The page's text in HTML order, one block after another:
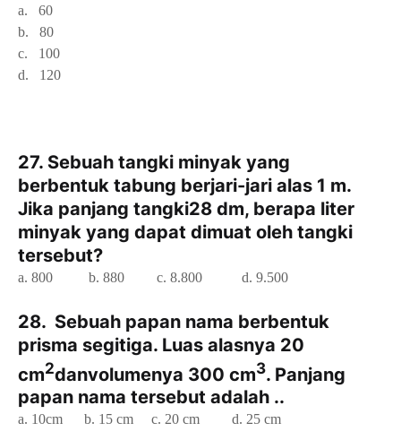
a. 60
b. 80
c. 100
d. 120
27. Sebuah tangki minyak yang
berbentuk tabung berjari-jari alas 1 m.
Jika panjang tangki28 dm, berapa liter
minyak yang dapat dimuat oleh tangki
tersebut?
a. 800 b. 880 c. 8.800 d. 9.500
28. Sebuah papan nama berbentuk
prisma segitiga. Luas alasnya 20
cm2danvolumenya 300 cm3. Panjang
papan nama tersebut adalah ..
a. 10cm b. 15 cm c. 20 cm d. 25 cm